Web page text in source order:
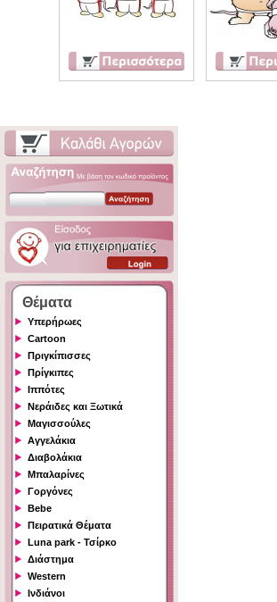
Θέματα
Υπερήρωες
Cartoon
Πριγκίπισσες
Πρίγκιπες
Ιππότες
Νεράιδες και Ξωτικά
Μαγισσούλες
Αγγελάκια
Διαβολάκια
Μπαλαρίνες
Γοργόνες
Bebe
Πειρατικά Θέματα
Luna park - Τσίρκο
Διάστημα
Western
Ινδιάνοι